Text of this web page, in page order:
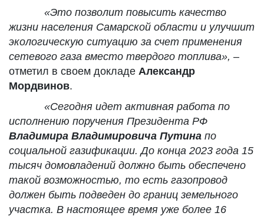
«Это позволит повысить качество
жизни населения Самарской области и улучшит
экологическую ситуацию за счет применения
сетевого газа вместо твердого топлива», –
отметил в своем докладе Александр
Мордвинов.
«Сегодня идет активная работа по
исполнению поручения Президента РФ
Владимира Владимировича Путина по
социальной газификации. До конца 2023 года 15
тысяч домовладений должно быть обеспечено
такой возможностью, то есть газопровод
должен быть подведен до границ земельного
участка. В настоящее время уже более 16